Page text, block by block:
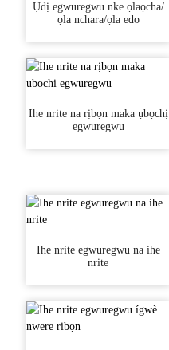
Ụdị egwuregwu nke ọlaọcha/
ọla nchara/ọla edo
Ihe nrite na rịbọn maka ụbọchị
egwuregwu
Ihe nrite egwuregwu na ihe
nrite